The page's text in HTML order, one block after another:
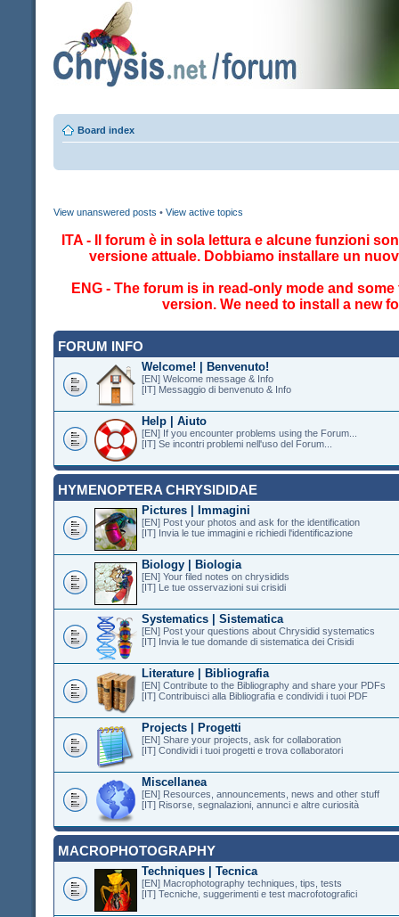
Board index
View unanswered posts • View active topics
ITA - Il forum è in sola lettura e alcune funzioni
versione attuale. Dobbiamo installare un
ENG - The forum is in read-only mode and
version. We need to install a new
FORUM INFO
Welcome! | Benvenuto!
[EN] Welcome message & Info
[IT] Messaggio di benvenuto & Info
Help | Aiuto
[EN] If you encounter problems using the Forum...
[IT] Se incontri problemi nell'uso del Forum...
HYMENOPTERA CHRYSIDIDAE
Pictures | Immagini
[EN] Post your photos and ask for the identification
[IT] Invia le tue immagini e richiedi l'identificazione
Biology | Biologia
[EN] Your filed notes on chrysidids
[IT] Le tue osservazioni sui crisidi
Systematics | Sistematica
[EN] Post your questions about Chrysidid systematics
[IT] Invia le tue domande di sistematica dei Crisidi
Literature | Bibliografia
[EN] Contribute to the Bibliography and share your PDFs
[IT] Contribuisci alla Bibliografia e condividi i tuoi PDF
Projects | Progetti
[EN] Share your projects, ask for collaboration
[IT] Condividi i tuoi progetti e trova collaboratori
Miscellanea
[EN] Resources, announcements, news and other stuff
[IT] Risorse, segnalazioni, annunci e altre curiosità
MACROPHOTOGRAPHY
Techniques | Tecnica
[EN] Macrophotography techniques, tips, tests
[IT] Tecniche, suggerimenti e test macrofotografici